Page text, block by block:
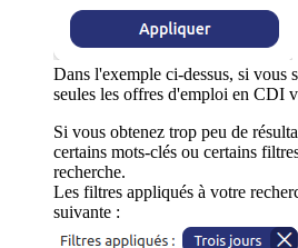
Dans l'exemple ci-dessus, si vous
seules les offres d'emploi en CDI
Si vous obtenez trop peu de
certains mots-clés ou certains
recherche.
Les filtres appliqués à votre
suivante :